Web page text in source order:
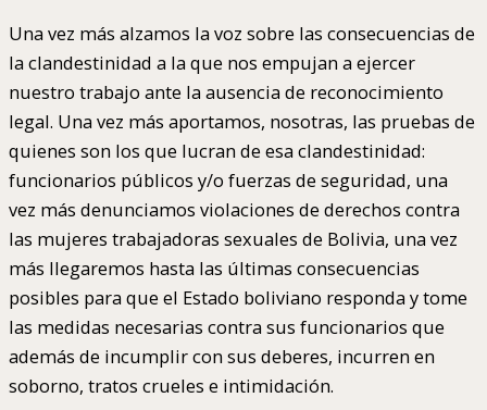
Una vez más alzamos la voz sobre las consecuencias de
la clandestinidad a la que nos empujan a ejercer
nuestro trabajo ante la ausencia de reconocimiento
legal. Una vez más aportamos, nosotras, las pruebas de
quienes son los que lucran de esa clandestinidad:
funcionarios públicos y/o fuerzas de seguridad, una
vez más denunciamos violaciones de derechos contra
las mujeres trabajadoras sexuales de Bolivia, una vez
más llegaremos hasta las últimas consecuencias
posibles para que el Estado boliviano responda y tome
las medidas necesarias contra sus funcionarios que
además de incumplir con sus deberes, incurren en
soborno, tratos crueles e intimidación.